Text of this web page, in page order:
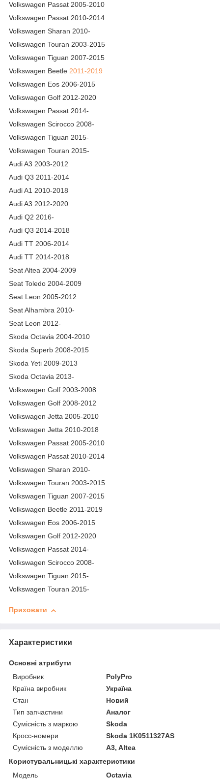
Volkswagen Passat 2005-2010
Volkswagen Passat 2010-2014
Volkswagen Sharan 2010-
Volkswagen Touran 2003-2015
Volkswagen Tiguan 2007-2015
Volkswagen Beetle 2011-2019
Volkswagen Eos 2006-2015
Volkswagen Golf 2012-2020
Volkswagen Passat 2014-
Volkswagen Scirocco 2008-
Volkswagen Tiguan 2015-
Volkswagen Touran 2015-
Audi A3 2003-2012
Audi Q3 2011-2014
Audi A1 2010-2018
Audi A3 2012-2020
Audi Q2 2016-
Audi Q3 2014-2018
Audi TT 2006-2014
Audi TT 2014-2018
Seat Altea 2004-2009
Seat Toledo 2004-2009
Seat Leon 2005-2012
Seat Alhambra 2010-
Seat Leon 2012-
Skoda Octavia 2004-2010
Skoda Superb 2008-2015
Skoda Yeti 2009-2013
Skoda Octavia 2013-
Volkswagen Golf 2003-2008
Volkswagen Golf 2008-2012
Volkswagen Jetta 2005-2010
Volkswagen Jetta 2010-2018
Volkswagen Passat 2005-2010
Volkswagen Passat 2010-2014
Volkswagen Sharan 2010-
Volkswagen Touran 2003-2015
Volkswagen Tiguan 2007-2015
Volkswagen Beetle 2011-2019
Volkswagen Eos 2006-2015
Volkswagen Golf 2012-2020
Volkswagen Passat 2014-
Volkswagen Scirocco 2008-
Volkswagen Tiguan 2015-
Volkswagen Touran 2015-
Приховати
Характеристики
Основні атрибути
Виробник
PolyPro
Країна виробник
Україна
Стан
Новий
Тип запчастини
Аналог
Сумісність з маркою
Skoda
Кросс-номери
Skoda 1K0511327AS
Сумісність з моделлю
A3, Altea
Користувальницькі характеристики
Модель
Octavia